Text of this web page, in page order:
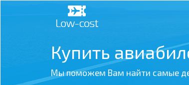
Купить
Мы поможем Вам найти самые